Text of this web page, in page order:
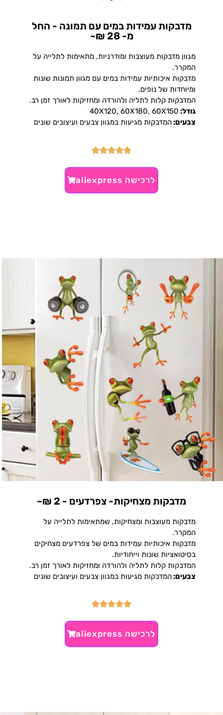
מדבקות עמידות במים עם תמונה - החל
מ- 28 ₪~
מגוון מדבקות מעוצבות ומודרניות, מתאימות לתלייה על
המקרר.
מדבקות איכותיות עמידות במים עם מגוון תמונות שונות
ומיוחדות של נופים.
המדבקות קלות לתליה ולהורדה ומחזיקות לאורך זמן רב.
גודל: 40X120, 60X180, 60X150
צבעים:המדבקות מגיעות במגוון צבעים ועיצובים שונים
לרכישה aliexpress
מדבקות מצחיקות- צפרדעים - 2 ₪~
מדבקות מעוצבות ומצחיקות, שמתאימות לתלייה על
המקרר.
מדבקות איכותיות עמידות במים של צפרדעים מצחיקים
בסיטואציות שונות וייחודיות.
המדבקות קלות לתליה ולהורדה ומחזיקות לאורך זמן רב.
צבעים:המדבקות מגיעות במגוון צבעים ועיצובים שונים
לרכישה aliexpress